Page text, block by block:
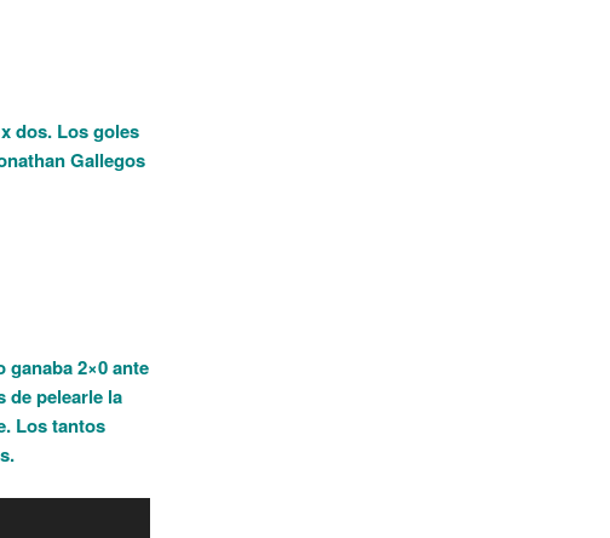
dos. Los goles
Gallegos
2×0 ante
de pelearle la
Los tantos